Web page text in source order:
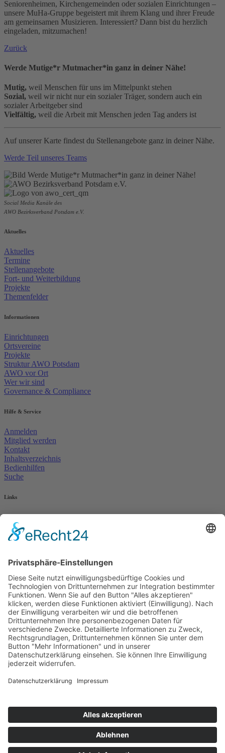
Seniorenheimen, Kirchengemeinden oder sozialen Einrichtungen –
unsere MuHa-Gruppe begeistert mit ihrem Klang und ihrer Freude
am gemeinsamen Musizieren. Interessiert? Dann bist du herzlich
eingeladen, mitzumachen!
Zurück
Werde Mutige*r Mutmacher*in ganz in deiner Nähe!
Mutig, weil Menschen für uns im Mittelpunkt stehen
Sozial, weil wir nicht nur ein sozialer Träger, sondern auch ein
sozialer Arbeitgeber sind
Vielfältig, weil die Arbeit mit Menschen jeden Tag anders ist
Auf unserer Karte findest du Stellenangebote ganz in deiner Nähe.
Werde Teil unseres Teams
Social Media Kanäle des
AWO Bezirksverband Potsdam e.V.
Aktuelles
Aktuelles
Termine
Stellenangebote
Fort- und Weiterbildung
Projekte
Themenfelder
Informationen
Einrichtungen
Ortsvereine
Projekte
Struktur AWO Potsdam
AWO vor Ort
Wer wir sind
Governance & Compliance
Hilfe & Service
Anmelden
Mitglied werden
Kontakt
Inhaltsverzeichnis
Bedienhilfen
Suche
Links
AWO Jobportal
AWO Ehrenamt Portal
AWO Schulgesundheitsfachkräfte
AWO Pflegeberatung
AWO Kulturhaus Babelsberg
Arbeit mit Behinderung
AWO Büro Kindermut
Kulturland Brandenburg
AWO Selbsthilfe
AWO eLearning
Kultur für JEDEN
AWO 1plus9
Dachverband Freie Suchtselbsthilfe
© 1990 - 2026 Arbeiterwohlfahrt Bezirksverband Potsdam e. V.
Impressum|Datenschutz|Barrierefreiheitserklärung
Mutige Mutmacher*innen gesucht!
Komm zu den mutigen Mutmacher*innen.